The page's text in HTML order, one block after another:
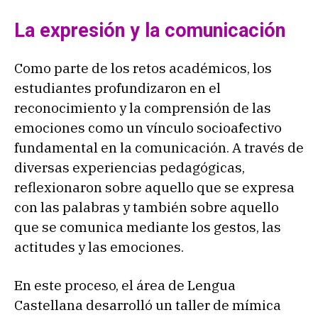
La expresión y la comunicación
Como parte de los retos académicos, los
estudiantes profundizaron en el
reconocimiento y la comprensión de las
emociones como un vínculo socioafectivo
fundamental en la comunicación. A través de
diversas experiencias pedagógicas,
reflexionaron sobre aquello que se expresa
con las palabras y también sobre aquello
que se comunica mediante los gestos, las
actitudes y las emociones.
En este proceso, el área de Lengua
Castellana desarrolló un taller de mímica